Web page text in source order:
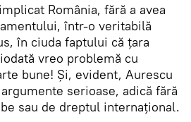
România, fără a avea
într-o veritabilă
în ciuda faptului că țara
vreo problemă cu
bune! Și, evident, Aurescu
serioase, adică fără
sau de dreptul internațional.